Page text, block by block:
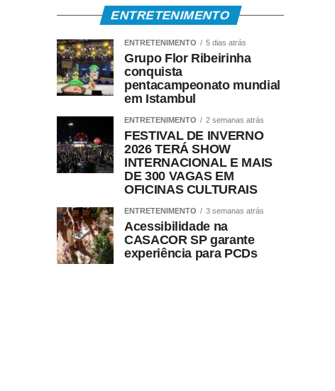
ENTRETENIMENTO
ENTRETENIMENTO 5 dias atrás
Grupo Flor Ribeirinha
conquista
pentacampeonato mundial
em Istambul
ENTRETENIMENTO 2 semanas atrás
FESTIVAL DE INVERNO
2026 TERÁ SHOW
INTERNACIONAL E MAIS
DE 300 VAGAS EM
OFICINAS CULTURAIS
ENTRETENIMENTO 3 semanas atrás
Acessibilidade na
CASACOR SP garante
experiência para PCDs